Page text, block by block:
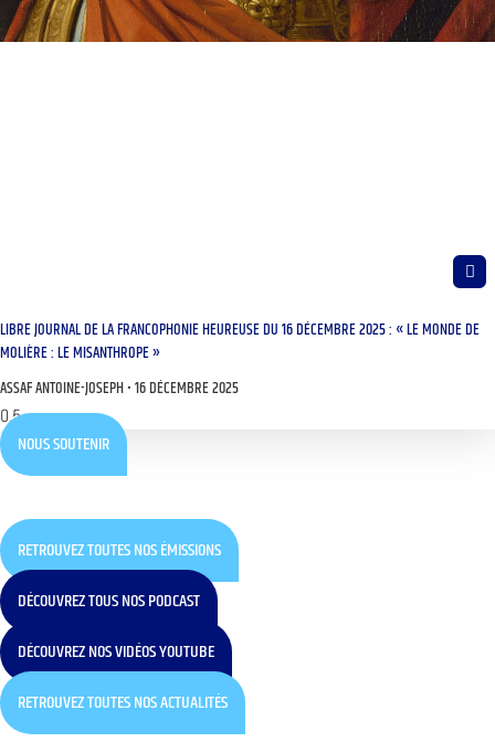
LIBRE JOURNAL DE LA FRANCOPHONIE HEUREUSE DU 16 DÉCEMBRE 2025 : « LE MONDE DE
MOLIÈRE : LE MISANTHROPE »
ASSAF ANTOINE-JOSEPH 16 DÉCEMBRE 2025
NOUS SOUTENIR
RETROUVEZ TOUTES NOS ÉMISSIONS
DÉCOUVREZ TOUS NOS PODCAST
DÉCOUVREZ NOS VIDÉOS YOUTUBE
RETROUVEZ TOUTES NOS ACTUALITÉS